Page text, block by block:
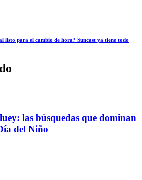
listo para el cambio de hora? Suncast ya tiene todo
las búsquedas que dominan
del Niño